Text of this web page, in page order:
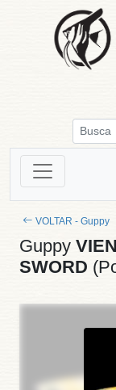
VOLTAR - Guppy
Guppy
SWORD